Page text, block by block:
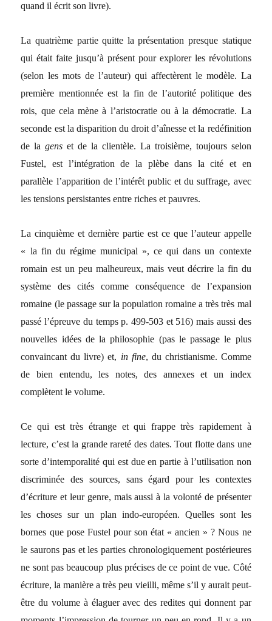
quand il écrit son livre).
La quatrième partie quitte la présentation presque statique
qui était faite jusqu’à présent pour explorer les révolutions
(selon les mots de l’auteur) qui affectèrent le modèle. La
première mentionnée est la fin de l’autorité politique des
rois, que cela mène à l’aristocratie ou à la démocratie. La
seconde est la disparition du droit d’aînesse et la redéfinition
de lagens et de la clientèle. La troisième, toujours selon
Fustel, est l’intégration de la plèbe dans la cité et en
parallèle l’apparition de l’intérêt public et du suffrage, avec
les tensions persistantes entre riches et pauvres.
La cinquième et dernière partie est ce que l’auteur appelle
« la fin du régime municipal », ce qui dans un contexte
romain est un peu malheureux, mais veut décrire la fin du
système des cités comme conséquence de l’expansion
romaine (le passage sur la population romaine a très très mal
passé l’épreuve du temps p. 499-503 et 516) mais aussi des
nouvelles idées de la philosophie (pas le passage le plus
convaincant du livre) et, in fine, du christianisme. Comme
de bien entendu, les notes, des annexes et un index
complètent le volume.
Ce qui est très étrange et qui frappe très rapidement à
lecture, c’est la grande rareté des dates. Tout flotte dans une
sorte d’intemporalité qui est due en partie à l’utilisation non
discriminée des sources, sans égard pour les contextes
d’écriture et leur genre, mais aussi à la volonté de présenter
les choses sur un plan indo-européen. Quelles sont les
bornes que pose Fustel pour son état « ancien » ? Nous ne
le saurons pas et les parties chronologiquement postérieures
ne sont pas beaucoup plus précises de ce point de vue. Côté
écriture, la manière a très peu vieilli, même s’il y aurait peut-
être du volume à élaguer avec des redites qui donnent par